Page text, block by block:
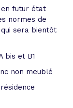
futur état
normes de
sera bientôt
bis et B1
non meublé